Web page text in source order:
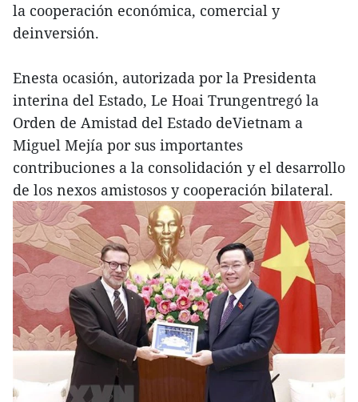
la cooperación económica, comercial y
deinversión.
Enesta ocasión, autorizada por la Presidenta
interina del Estado, Le Hoai Trungentregó la
Orden de Amistad del Estado deVietnam a
Miguel Mejía por sus importantes
contribuciones a la consolidación y el desarrollo
de los nexos amistosos y cooperación bilateral.